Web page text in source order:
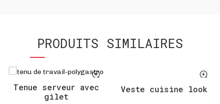
PRODUITS SIMILAIRES
Tenue serveur avec
gilet
Veste cuisine look